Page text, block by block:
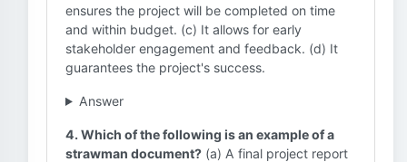
ensures the project will be completed on time
and within budget. (c) It allows for early
stakeholder engagement and feedback. (d) It
guarantees the project's success.
Answer
4. Which of the following is an example of a
strawman document? (a) A final project report